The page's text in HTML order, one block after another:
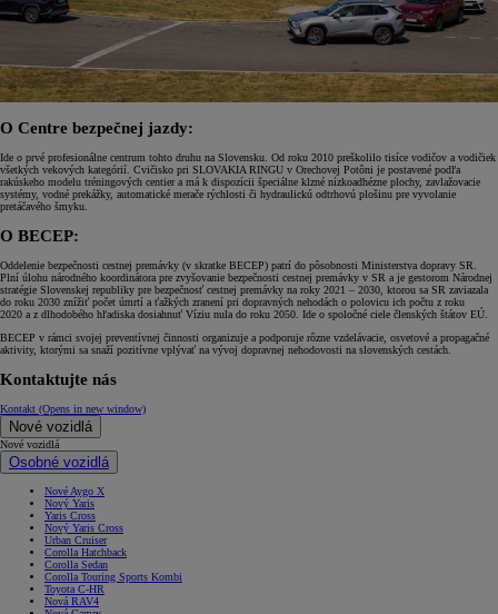
O Centre bezpečnej jazdy:
Ide o prvé profesionálne centrum tohto druhu na Slovensku. Od roku 2010 preškolilo tisíce vodičov a vodičiek
všetkých vekových kategórií. Cvičisko pri SLOVAKIA RINGU v Orechovej Potôni je postavené podľa
rakúskeho modelu tréningových centier a má k dispozícii špeciálne klzné nízkoadhézne plochy, zavlažovacie
systémy, vodné prekážky, automatické merače rýchlosti či hydraulickú odtrhovú plošinu pre vyvolanie
pretáčavého šmyku.
O BECEP:
Oddelenie bezpečnosti cestnej premávky (v skratke BECEP) patrí do pôsobnosti Ministerstva dopravy SR.
Plní úlohu národného koordinátora pre zvyšovanie bezpečnosti cestnej premávky v SR a je gestorom Národnej
stratégie Slovenskej republiky pre bezpečnosť cestnej premávky na roky 2021 – 2030, ktorou sa SR zaviazala
do roku 2030 znížiť počet úmrtí a ťažkých zranení pri dopravných nehodách o polovicu ich počtu z roku
2020 a z dlhodobého hľadiska dosiahnuť Víziu nula do roku 2050. Ide o spoločné ciele členských štátov EÚ.
BECEP v rámci svojej preventívnej činnosti organizuje a podporuje rôzne vzdelávacie, osvetové a propagačné
aktivity, ktorými sa snaží pozitívne vplývať na vývoj dopravnej nehodovosti na slovenských cestách.
Kontaktujte nás
Kontakt (Opens in new window)
Nové vozidlá
Nové vozidlá
Osobné vozidlá
Nové Aygo X
Nový Yaris
Yaris Cross
Nový Yaris Cross
Urban Cruiser
Corolla Hatchback
Corolla Sedan
Corolla Touring Sports Kombi
Toyota C-HR
Nová RAV4